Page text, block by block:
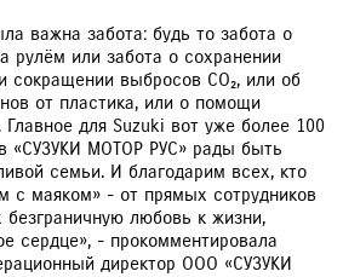
важна забота: будь то забота о
рулём или забота о сохранении
сокращении выбросов CO₂, или об
от пластика, или о помощи
для Suzuki вот уже более 100
«СУЗУКИ МОТОР РУС» рады быть
семьи. И благодарим всех, кто
с маяком» - от прямых сотрудников
любовь к жизни,
сердце», - прокомментировала
директор ООО «СУЗУКИ